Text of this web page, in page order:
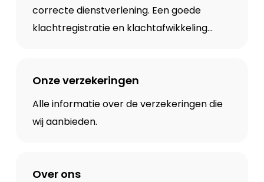
correcte dienstverlening. Een goede
klachtregistratie en klachtafwikkeling
Onze verzekeringen
Alle informatie over de verzekeringen die
wij aanbieden.
Over ons